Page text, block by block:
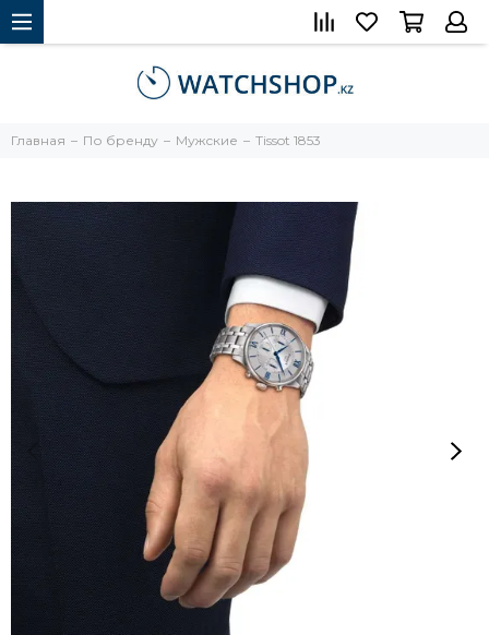
Главная По бренду Мужские Tissot 1853